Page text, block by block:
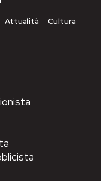
Attualità
Cultura